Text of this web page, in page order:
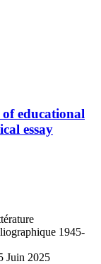
educational
essay
1945-
Juin 2025